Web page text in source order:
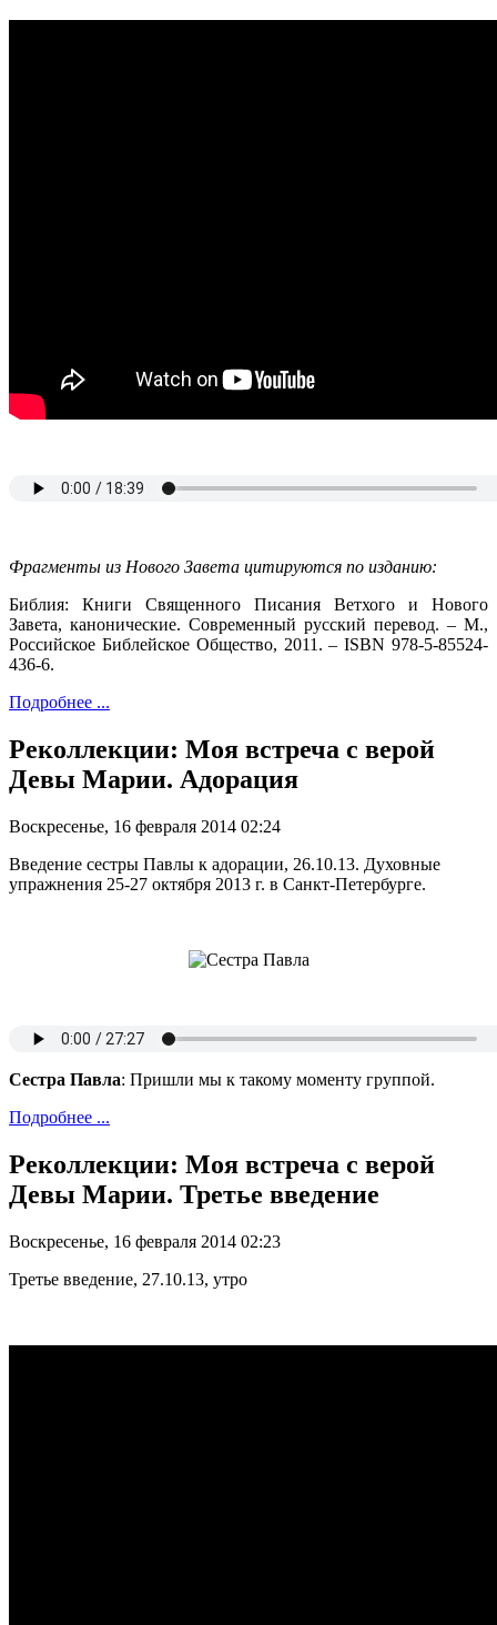
Фрагменты из Нового Завета цитируются по изданию:
Библия: Книги Священного Писания Ветхого и Нового
Завета, канонические. Современный русский перевод. – М.,
Российское Библейское Общество, 2011. – ISBN 978-5-85524-
436-6.
Подробнее ...
Реколлекции: Моя встреча с верой
Девы Марии. Адорация
Воскресенье, 16 февраля 2014 02:24
Введение сестры Павлы к адорации, 26.10.13. Духовные
упражнения 25-27 октября 2013 г. в Санкт-Петербурге.
Сестра Павла: Пришли мы к такому моменту группой.
Подробнее ...
Реколлекции: Моя встреча с верой
Девы Марии. Третье введение
Воскресенье, 16 февраля 2014 02:23
Третье введение, 27.10.13, утро